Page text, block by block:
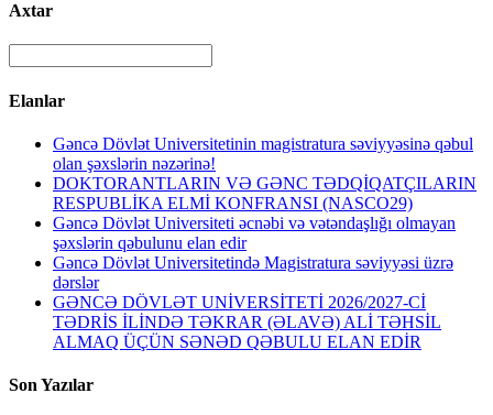
Axtar
Elanlar
Gəncə Dövlət Universitetinin magistratura səviyyəsinə qəbul
olan şəxslərin nəzərinə!
DOKTORANTLARIN VƏ GƏNC TƏDQİQATÇILARIN
RESPUBLİKA ELMİ KONFRANSI (NASCO29)
Gəncə Dövlət Universiteti əcnəbi və vətəndaşlığı olmayan
şəxslərin qəbulunu elan edir
Gəncə Dövlət Universitetində Magistratura səviyyəsi üzrə
dərslər
GƏNCƏ DÖVLƏT UNİVERSİTETİ 2026/2027-Cİ
TƏDRİS İLİNDƏ TƏKRAR (ƏLAVƏ) ALİ TƏHSİL
ALMAQ ÜÇÜN SƏNƏD QƏBULU ELAN EDİR
Son Yazılar